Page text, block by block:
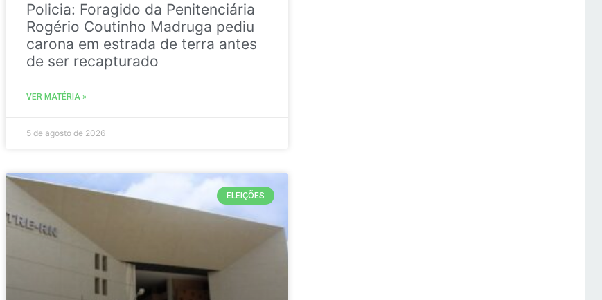
Policia: Foragido da Penitenciária
Rogério Coutinho Madruga pediu
carona em estrada de terra antes
de ser recapturado
VER MATÉRIA »
5 de agosto de 2026
ELEIÇÕES